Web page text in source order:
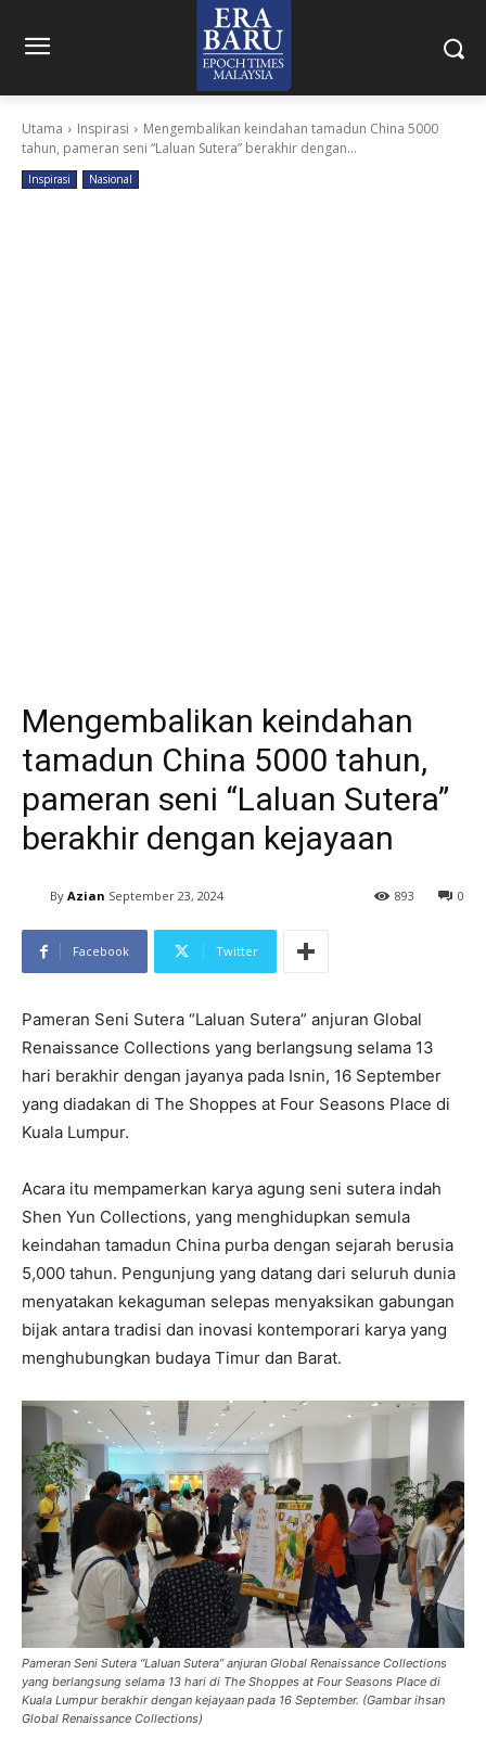
Utama Inspirasi
Mengembalikan keindahan tamadun China 5000
tahun, pameran seni “Laluan Sutera” berakhir dengan...
Inspirasi Nasional
Mengembalikan keindahan
tamadun China 5000 tahun,
pameran seni “Laluan Sutera”
berakhir dengan kejayaan
By Azian September 23, 2024 0
893
Facebook Twitter
Pameran Seni Sutera “Laluan Sutera” anjuran Global
Renaissance Collections yang berlangsung selama 13
hari berakhir dengan jayanya pada Isnin, 16 September
yang diadakan di The Shoppes at Four Seasons Place di
Kuala Lumpur.
Acara itu mempamerkan karya agung seni sutera indah
Shen Yun Collections, yang menghidupkan semula
keindahan tamadun China purba dengan sejarah berusia
5,000 tahun. Pengunjung yang datang dari seluruh dunia
menyatakan kekaguman selepas menyaksikan gabungan
bijak antara tradisi dan inovasi kontemporari karya yang
menghubungkan budaya Timur dan Barat.
Pameran Seni Sutera “Laluan Sutera” anjuran Global Renaissance Collections
yang berlangsung selama 13 hari di The Shoppes at Four Seasons Place di
Kuala Lumpur berakhir dengan kejayaan pada 16 September. (Gambar ihsan
Global Renaissance Collections)